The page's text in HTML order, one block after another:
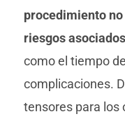
procedimiento
riesgos
como el tiempo
complicaciones.
tensores para los